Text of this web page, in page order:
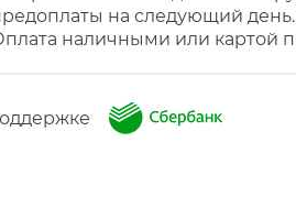
на следующий день.
наличными или картой